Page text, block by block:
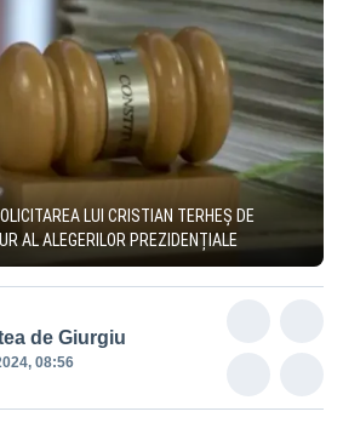
LUI CRISTIAN TERHEȘ DE
AL ALEGERILOR PREZIDENȚIALE
de Giurgiu
08:56